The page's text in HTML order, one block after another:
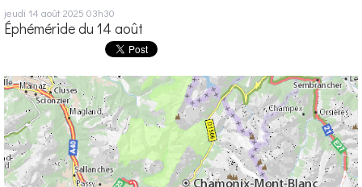
jeudi 14 août 2025 03h30
Éphéméride du 14 août